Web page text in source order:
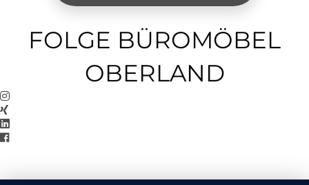
FOLGE BÜROMÖBEL
OBERLAND